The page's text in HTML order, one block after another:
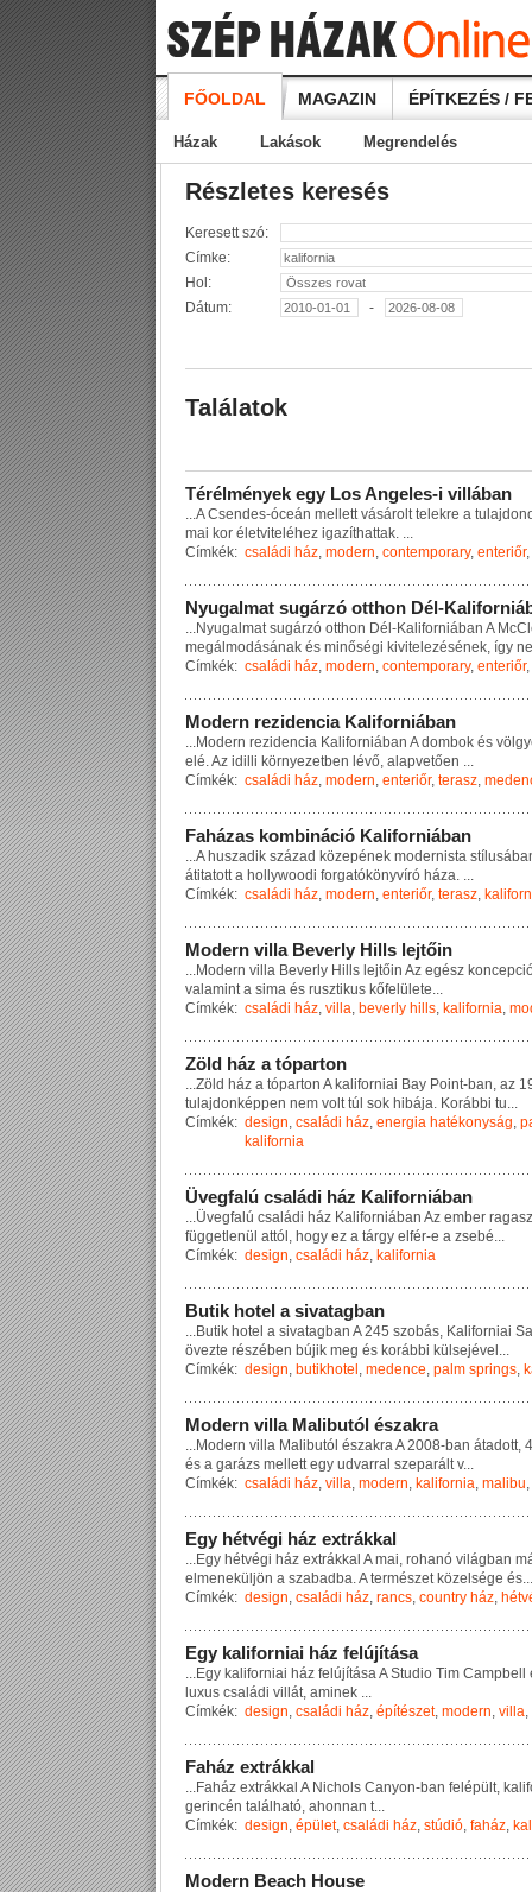
FŐOLDAL MAGAZIN ÉPÍTKEZÉS /
Házak Lakások Megrendelés
Részletes keresés
Keresett szó:
Címke:
Hol:
Dátum:
-
Találatok
Térélmények egy LosAngeles-i villában
...A Csendes-óceán me ett vásáro t te e kre a tu ajdon
mai kor é etvite é hez igazíthattak. ...
Címkék: családi ház, modern, contemporary, enteriőr,
Nyugalmat sugárzó otthon Dél-Kaliforniá
...Nyuga mat sugárzó otthon Dé -Ka iforniában A McC
megá modásának és minőségi kivite ezéséne k, így ne
Címkék: családi ház, modern, contemporary, enteriőr,
Modern rezidencia Kaliforniában
...Modern rezidencia Ka iforniában A dombok és vö gy
e é.Az idi i környezetben évő, a apvetően ...
Címkék: családi ház, modern, enteriőr, terasz,
Faházas kombináció Kaliforniában
...A huszadi k század közepéne k modernista stí usába
átitatott a ho ywoodi forgatókönyvíró háza. ...
Címkék: családi ház, modern, enteriőr, terasz,
Modern villa Beverly Hills lejtőin
...Modern vi a Bever y Hi s ejtőin Az egész koncepci
va amint a sima és ruszti kus kőfe ü ete...
Címkék: családi ház, villa, beverly hills, kalifornia,
Zöld ház a tóparton
...Zö d ház a tóparton A ka iforniai Bay Point-ban, az 1
tu ajdon képpen nem vo t tú sok hibája. Korábbi tu...
Címkék: design, családi ház, energia hatékonyság,
kalifornia
Üvegfalú családi ház Kaliforniában
...Üvegfa ú csa ádi ház Ka iforniában Az ember ragasz
függetlenü attó , hogy ez a tárgy e fér-e a zsebé...
Címkék: design, családi ház, kalifornia
Butik hotel a sivatagban
...Buti k hote a sivatagban A 245 szobás, Ka iforniai Sa
övezte részében búji k meg és korábbi kü sejéve ...
Címkék: design, butikhotel , medence, palm springs,
Modern villa Malibutól északra
...Modern vi a Ma ibutó északraA 2008-ban átadott, 4
és a garázs me ett egy udvarra szepará t v...
Címkék: családi ház, villa, modern, kalifornia, malibu,
Egy hétvégi ház extrákkal
...Egy hétvégi ház extrákka A mai, rohanó vi ágban m
e mene kü jön a szabad ba.A természet köze sége és...
Címkék: design, családi ház, rancs, country ház,
Egy kaliforniai ház felújítása
...Egy ka iforniai ház fe újításaA Studio Tim Campbe
uxus csa ádi vi át, amine k ...
Címkék: design, családi ház, építészet, modern, villa,
Faház extrákkal
...Faház extrákka A Nicho s Canyon-ban fe épü t, ka if
gerincén ta á ható, ahonnan t...
Címkék: design, épület, családi ház, stúdió, faház,
Modern Beach House